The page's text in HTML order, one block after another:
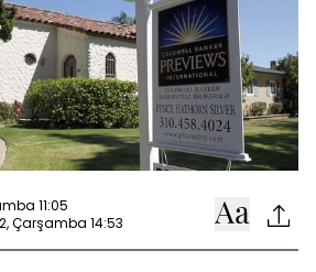
11:05
Çarşamba 14:53